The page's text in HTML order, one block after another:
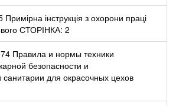
інструкція з охорони праці
СТОРІНКА: 2
Правила и нормы техники
безопасности и
санитарии для окрасочных цехов